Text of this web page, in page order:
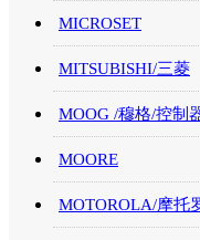
MICROSET
MITSUBISHI/三菱
MOOG /穆格/控制
MOORE
MOTOROLA/摩托